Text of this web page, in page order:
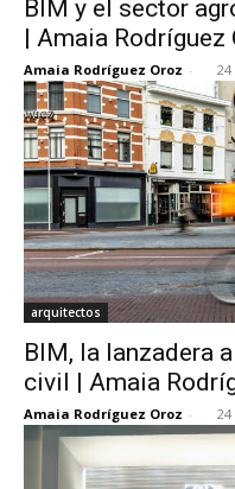
BIM y el sector
| Amaia Rodríguez
Amaia Rodríguez Oroz - 24
arquitectos
BIM, la lanzadera
civil | Amaia
Amaia Rodríguez Oroz -